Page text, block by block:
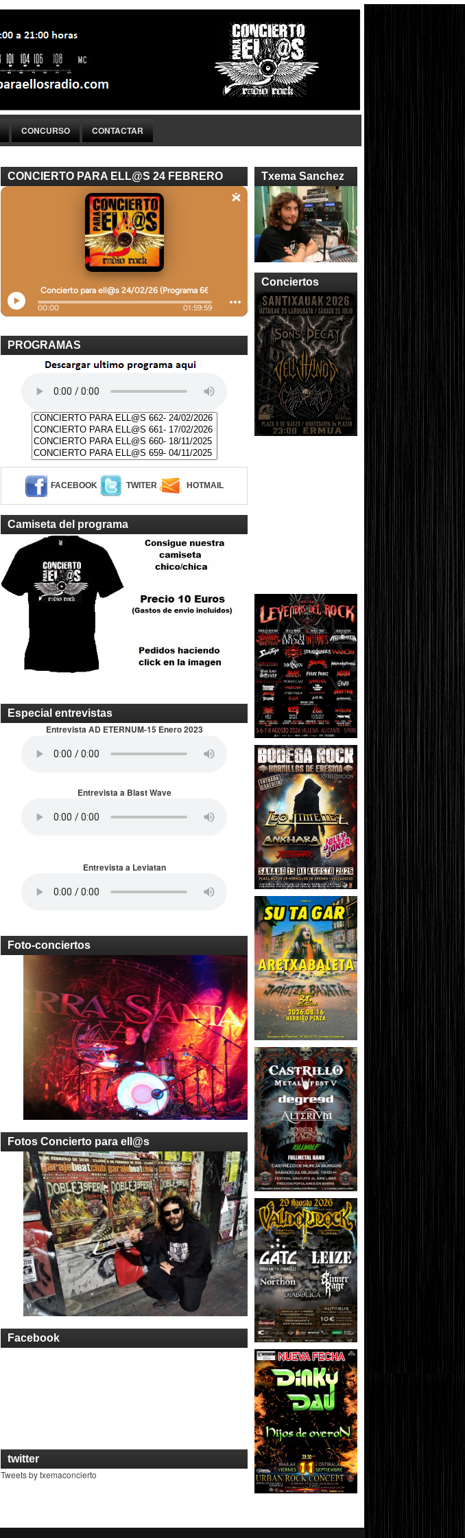
CONCURSO CONTACTAR
CONCIERTO PARA ELL@S 24 FEBRERO
PROGRAMAS
FACEBOOK TWITER HOTMAIL
Camiseta del programa
Especial entrevistas
Entrevista AD ETERNUM-15 Enero 2023
Entrevista a Blast Wave
Entrevista a Leviatan
Foto-conciertos
Fotos Concierto para ell@s
Facebook
twitter
Tweets by txemaconcierto
Txema Sanchez
Conciertos